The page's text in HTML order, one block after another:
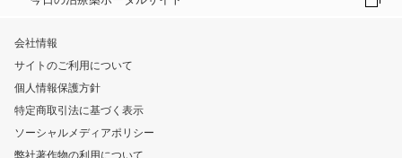
会社情報
サイトのご利用について
個人情報保護方針
特定商取引法に基づく表示
ソーシャルメディアポリシー
弊社著作物の利用について